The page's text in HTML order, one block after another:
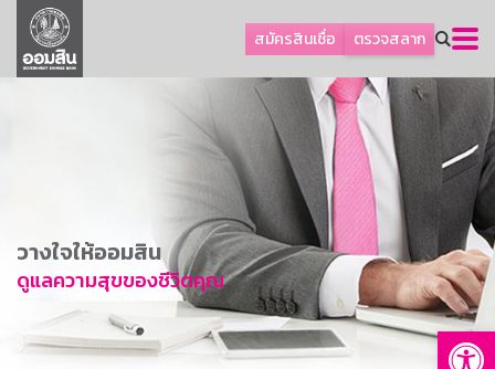
สมัครสินเชื่อ ตรวจสลาก
ลูกค้าธุรกิจ
ลูกค้าผู้ประกอบรายย่อย
การพัฒนาที่ยั่งยืน
ข่าวสาร
บริการทางการเงิน
อื่นๆ
วางใจให้ออมสิน
ดูแลความสุขของชีวิตคุณ